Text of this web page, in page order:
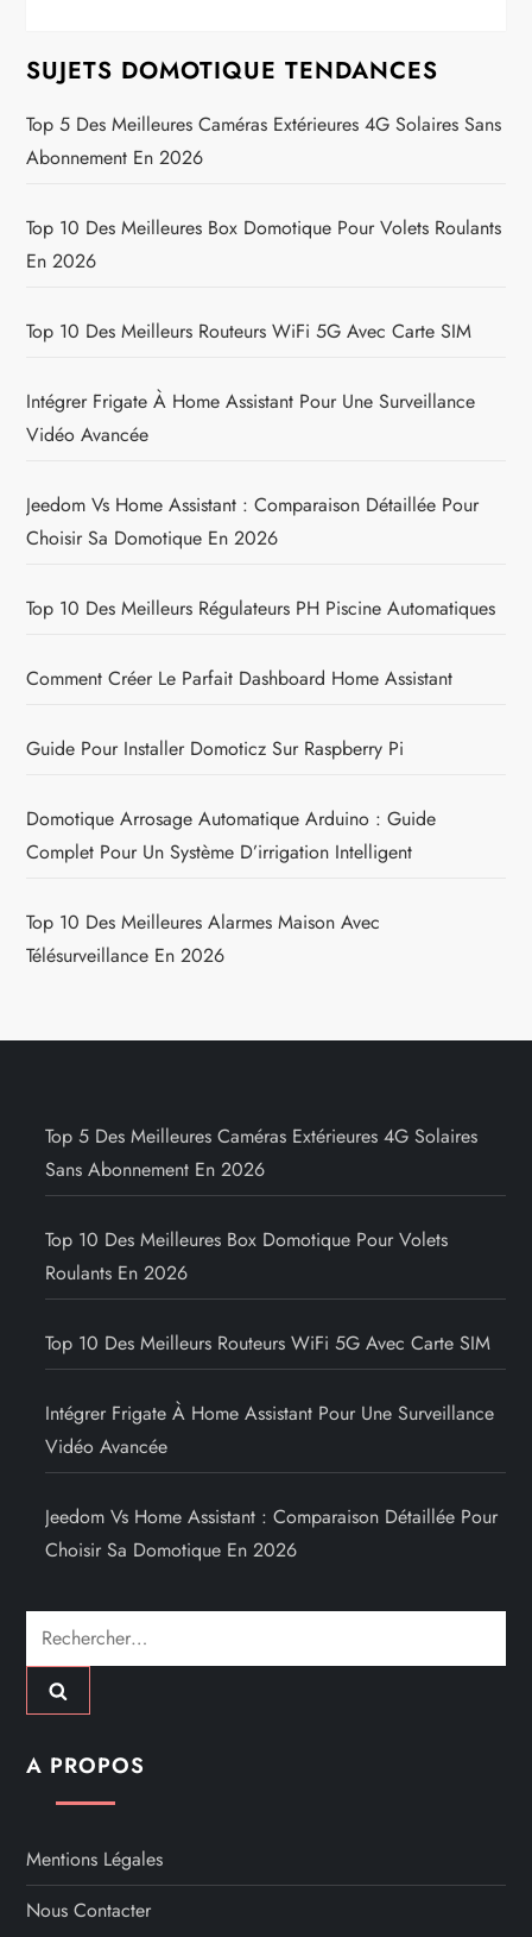
SUJETS DOMOTIQUE TENDANCES
Top 5 Des Meilleures Caméras Extérieures 4G Solaires Sans
Abonnement En 2026
Top 10 Des Meilleures Box Domotique Pour Volets Roulants
En 2026
Top 10 Des Meilleurs Routeurs WiFi 5G Avec Carte SIM
Intégrer Frigate À Home Assistant Pour Une Surveillance
Vidéo Avancée
Jeedom Vs Home Assistant : Comparaison Détaillée Pour
Choisir Sa Domotique En 2026
Top 10 Des Meilleurs Régulateurs PH Piscine Automatiques
Comment Créer Le Parfait Dashboard Home Assistant
Guide Pour Installer Domoticz Sur Raspberry Pi
Domotique Arrosage Automatique Arduino : Guide
Complet Pour Un Système D’irrigation Intelligent
Top 10 Des Meilleures Alarmes Maison Avec
Télésurveillance En 2026
Top 5 Des Meilleures Caméras Extérieures 4G Solaires
Sans Abonnement En 2026
Top 10 Des Meilleures Box Domotique Pour Volets
Roulants En 2026
Top 10 Des Meilleurs Routeurs WiFi 5G Avec Carte SIM
Intégrer Frigate À Home Assistant Pour Une Surveillance
Vidéo Avancée
Jeedom Vs Home Assistant : Comparaison Détaillée Pour
Choisir Sa Domotique En 2026
Rechercher :
A PROPOS
Mentions Légales
Nous Contacter